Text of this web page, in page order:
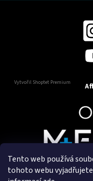
Tento web používá
tohoto webu
Vytvořil Shoptet Premium
Copyright 2025